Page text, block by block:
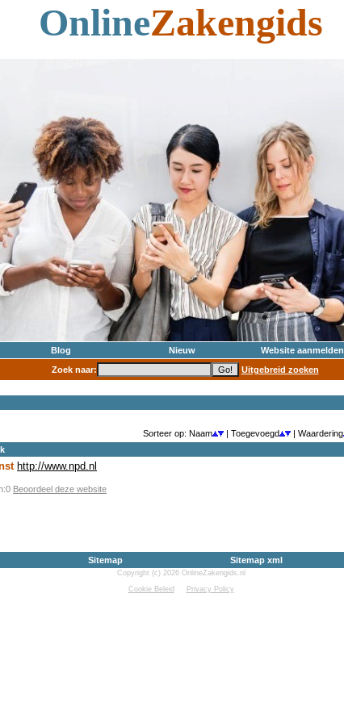
OnlineZakengids
Blog Nieuw Website aanmelden
Zoek naar:
Uitgebreid zoeken
Sorteer op: Naam | Toegevoegd
| Waardering
http://www.npd.nl
Beoordeel deze website
Sitemap Sitemap xml
Copyright (c) 2026 OnlineZakengids.nl
Cookie Beleid
Privacy Policy